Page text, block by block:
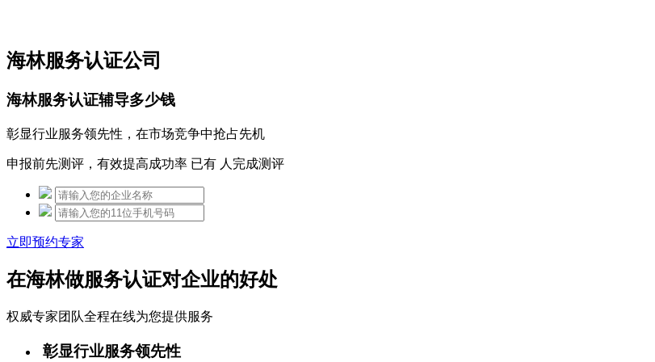
海林服务认证公司
海林服务认证辅导多少钱
彰显行业服务领先性，在市场竞争中抢占先机
申报前先测评，有效提高成功率 已有 人完成测评
立即预约专家
在海林做服务认证对企业的好处
权威专家团队全程在线为您提供服务
彰显行业服务领先性